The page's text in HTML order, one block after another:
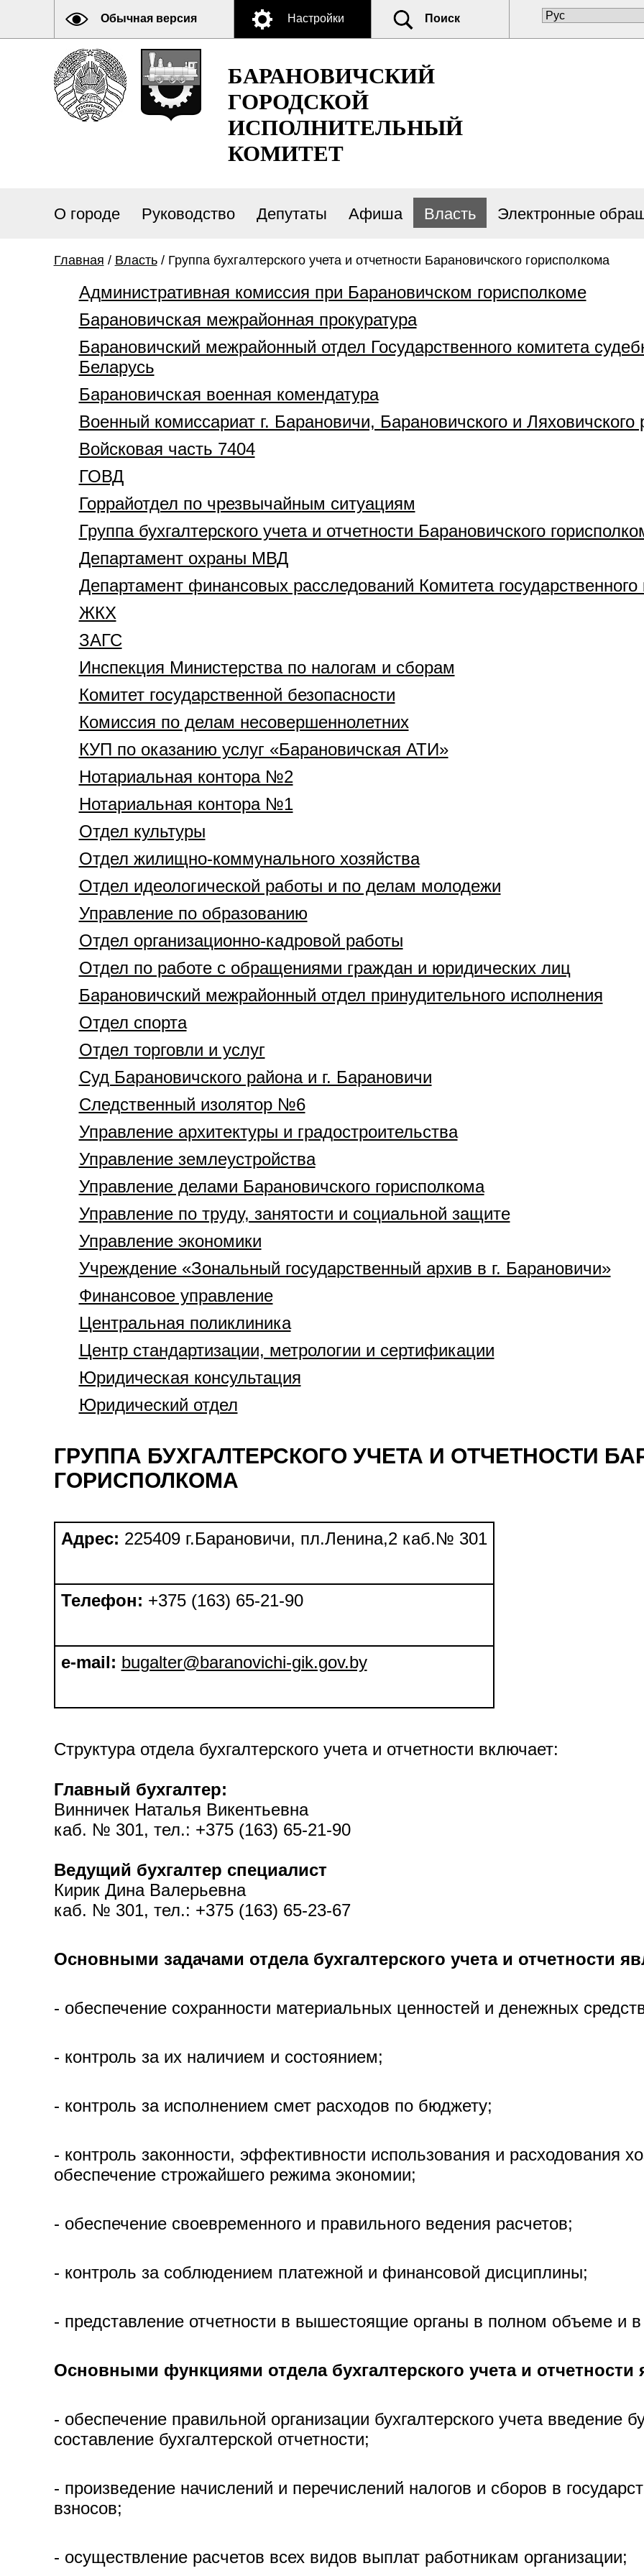
Обычная версия Настройки Поиск
БАРАНОВИЧСКИЙ
ГОРОДСКОЙ
ИСПОЛНИТЕЛЬНЫЙ
КОМИТЕТ
О городе Руководство Депутаты Афиша Власть Электронные
Главная / Власть/ Группа бухгалтерского учета и отчетности Барановичского горисполкома
Административная комиссия при Барановичском горисполкоме
Барановичская межрайонная прокуратура
Барановичский межрайонный отдел Государственного комитета
Беларусь
Барановичская военная комендатура
Военный комиссариат г. Барановичи, Барановичского и Ляховичского
Войсковая часть 7404
ГОВД
Горрайотдел по чрезвычайным ситуациям
Группа бухгалтерского учета и отчетности Барановичского
Департамент охраны МВД
Департамент финансовых расследований Комитета государственного
ЖКХ
ЗАГС
Инспекция Министерства по налогам и сборам
Комитет государственной безопасности
Комиссия по делам несовершеннолетних
КУП по оказанию услуг «Барановичская АТИ»
Нотариальная контора №2
Нотариальная контора №1
Отдел культуры
Отдел жилищно-коммунального хозяйства
Отдел идеологической работы и по делам молодежи
Управление по образованию
Отдел организационно-кадровой работы
Отдел по работе с обращениями граждан и юридических лиц
Барановичский межрайонный отдел принудительного исполнения
Отдел спорта
Отдел торговли и услуг
Суд Барановичского района и г. Барановичи
Следственный изолятор №6
Управление архитектуры и градостроительства
Управление землеустройства
Управление делами Барановичского горисполкома
Управление по труду, занятости и социальной защите
Управление экономики
Учреждение «Зональный государственный архив в г. Барановичи»
Финансовое управление
Центральная поликлиника
Центр стандартизации, метрологии и сертификации
Юридическая консультация
Юридический отдел
ГРУППА БУХГАЛТЕРСКОГО УЧЕТА И ОТЧЕТНОСТИ
ГОРИСПОЛКОМА
Адрес: 225409 г.Барановичи, пл.Ленина,2 каб.№ 301
Телефон: +375 (163) 65-21-90
e-mail: bugalter@baranovichi-gik.gov.by
Структура отдела бухгалтерского учета и отчетности включает:
Главный бухгалтер:
Винничек Наталья Викентьевна
каб. № 301, тел.: +375 (163) 65-21-90
Ведущий бухгалтер специалист
Кирик Дина Валерьевна
каб. № 301, тел.: +375 (163) 65-23-67
Основными задачами отдела бухгалтерского учета и отчетности
- обеспечение сохранности материальных ценностей и денежных
- контроль за их наличием и состоянием;
- контроль за исполнением смет расходов по бюджету;
- контроль законности, эффективности использования и расходования
обеспечение строжайшего режима экономии;
- обеспечение своевременного и правильного ведения расчетов;
- контроль за соблюдением платежной и финансовой дисциплины;
- представление отчетности в вышестоящие органы в полном объеме и
Основными функциями отдела бухгалтерского учета и отчетности
- обеспечение правильной организации бухгалтерского учета введение
составление бухгалтерской отчетности;
- произведение начислений и перечислений налогов и сборов в
взносов;
- осуществление расчетов всех видов выплат работникам организации;